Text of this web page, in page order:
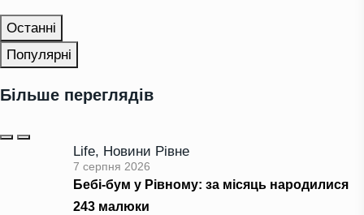
Останні
Популярні
Більше переглядів
Life, Новини Рівне
7 серпня 2026
Бебі-бум у Рівному: за місяць народилися
243 малюки